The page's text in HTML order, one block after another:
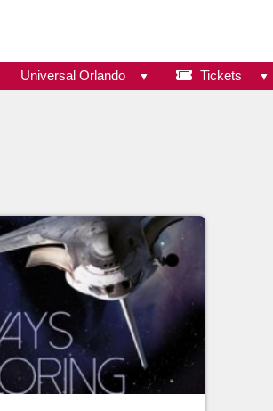
Universal Orlando Tickets